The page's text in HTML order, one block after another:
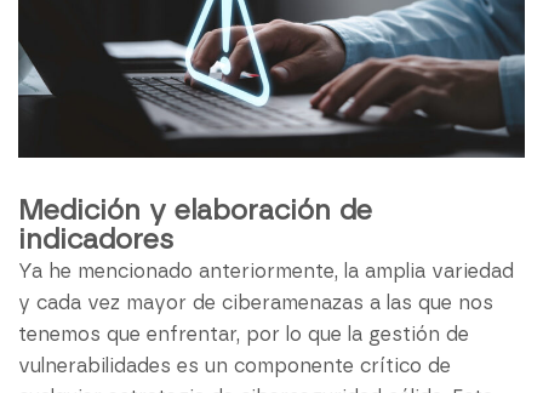
Medición y elaboración de
indicadores
Ya he mencionado anteriormente, la amplia variedad
y cada vez mayor de ciberamenazas a las que nos
tenemos que enfrentar, por lo que la gestión de
vulnerabilidades es un componente crítico de